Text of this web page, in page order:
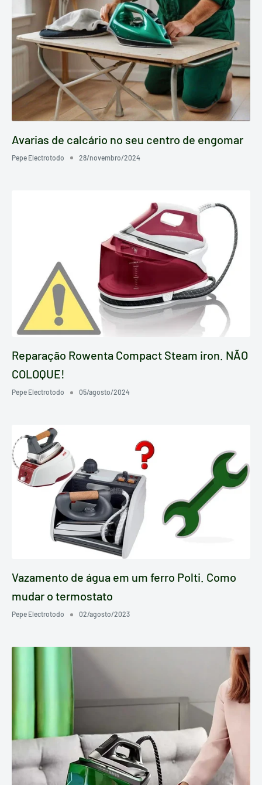
Avarias de calcário no seu centro de engomar
Pepe Electrotodo 28/novembro/2024
Reparação Rowenta Compact Steam iron. NÃO
COLOQUE!
Pepe Electrotodo 05/agosto/2024
Vazamento de água em um ferro Polti. Como
mudar o termostato
Pepe Electrotodo 02/agosto/2023